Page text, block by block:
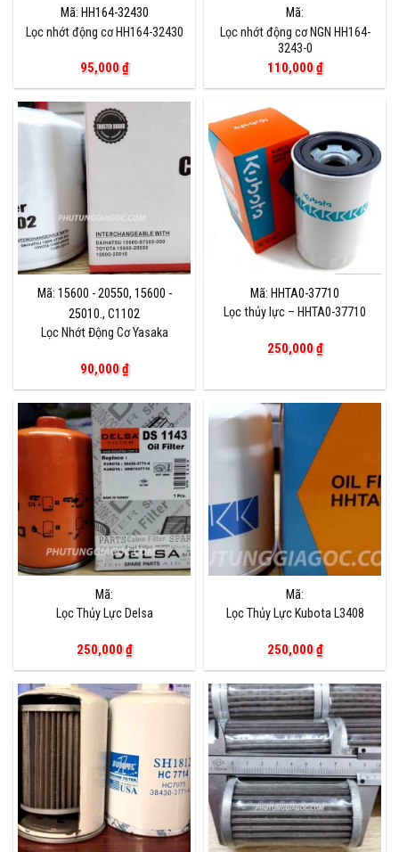
Mã: HH164-32430
Lọc nhớt động cơ HH164-32430
95,000₫
Mã:
Lọc nhớt động cơ NGN HH164-
3243-0
110,000₫
Mã: 15600 - 20550, 15600 -
25010., C1102
Lọc Nhớt Động Cơ Yasaka
90,000₫
Mã: HHTA0-37710
Lọc thủy lực – HHTA0-37710
250,000₫
Mã:
Lọc Thủy Lực Delsa
250,000₫
Mã:
Lọc Thủy Lực Kubota L3408
250,000₫